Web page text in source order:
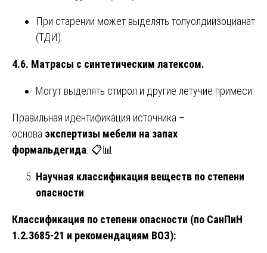
При старении может выделять толуолдиизоцианат
(ТДИ).
4.6. Матрасы с синтетическим латексом.
Могут выделять стирол и другие летучие примеси.
Правильная идентификация источника –
основа экспертизы мебели на запах
формальдегида . 📋📊
Научная классификация веществ по степени
опасности
Классификация по степени опасности (по СанПиН
1.2.3685-21 и рекомендациям ВОЗ):